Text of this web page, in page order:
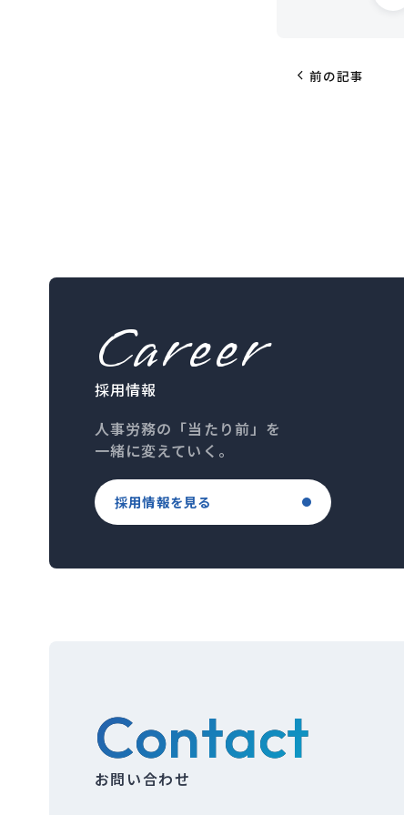
chevron_left 前の記事
Career
採用情報
人事労務の「当たり前」を
一緒に変えていく。
採用情報を見る
Contact
お問い合わせ